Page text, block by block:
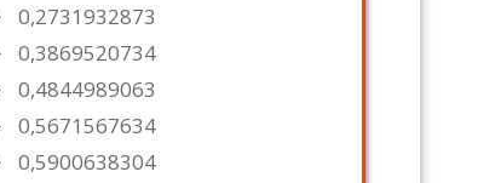
0,2731932873
0,3869520734
0,4844989063
0,5671567634
0,5900638304